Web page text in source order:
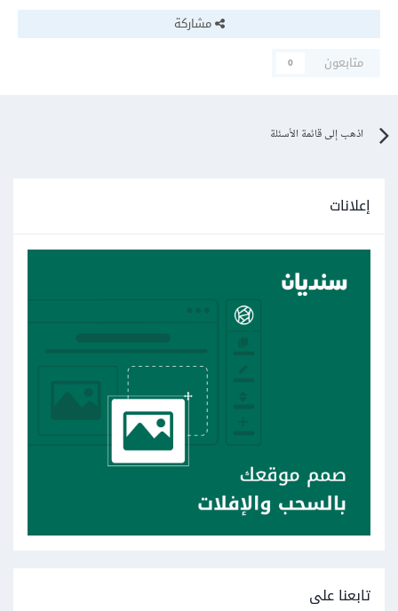
مشاركة
متابعون
0
اذهب إلى قائمة الأسئلة
إعلانات
تابعنا على